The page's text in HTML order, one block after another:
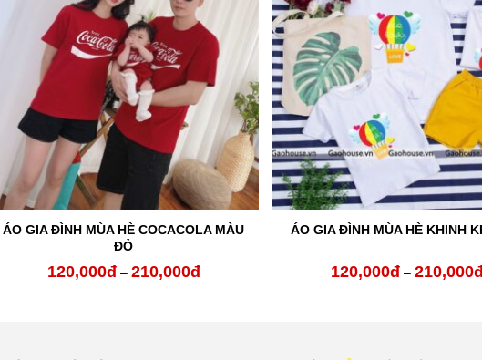
ÁO GIA ĐÌNH MÙA HÈ COCACOLA MÀU
ĐỎ
120,000đ – 210,000đKhoảng
ÁO GIA ĐÌNH MÙA HÈ KHINH
120,000đ – 210,000